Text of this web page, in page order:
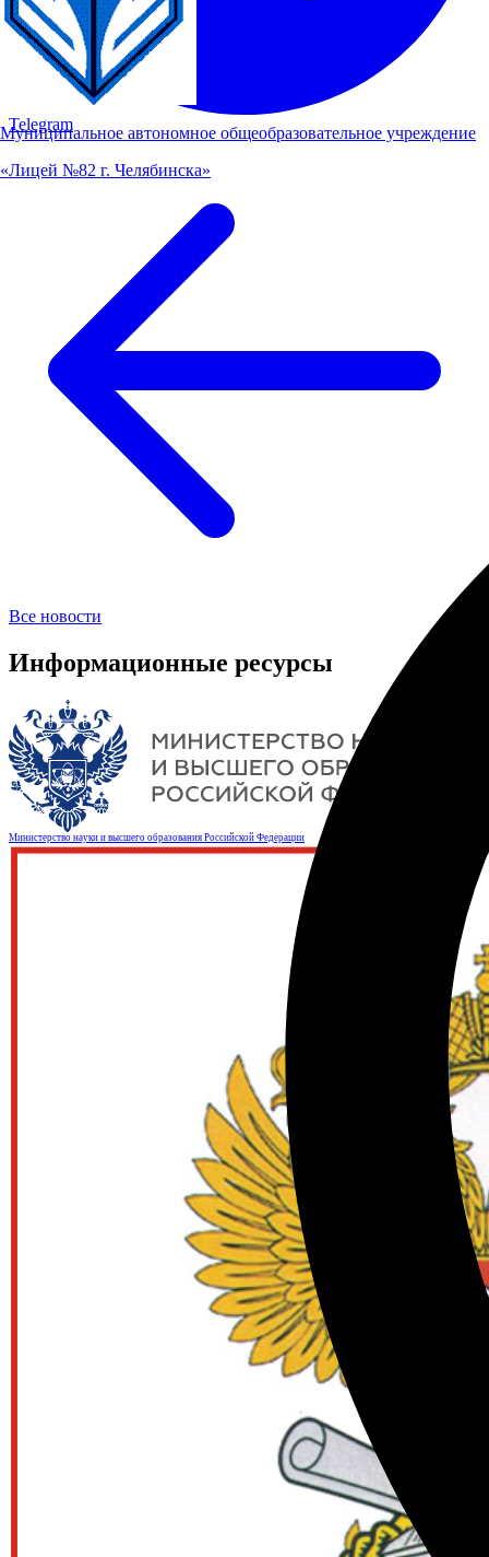
Муниципальное автономное общеобразовательное учреждение
«Лицей №82 г. Челябинска»
Telegram
Все новости
Информационные ресурсы
Министерство науки и высшего образования Российской Федерации